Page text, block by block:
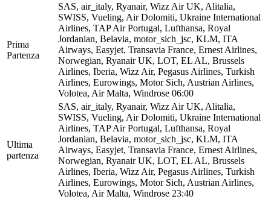
Prima
Partenza
SAS, air_italy, Ryanair, Wizz Air UK, Alitalia,
SWISS, Vueling, Air Dolomiti, Ukraine International
Airlines, TAP Air Portugal, Lufthansa, Royal
Jordanian, Belavia, motor_sich_jsc, KLM, ITA
Airways, Easyjet, Transavia France, Ernest Airlines,
Norwegian, Ryanair UK, LOT, EL AL, Brussels
Airlines, Iberia, Wizz Air, Pegasus Airlines, Turkish
Airlines, Eurowings, Motor Sich, Austrian Airlines,
Volotea, Air Malta, Windrose 06:00
Ultima
partenza
SAS, air_italy, Ryanair, Wizz Air UK, Alitalia,
SWISS, Vueling, Air Dolomiti, Ukraine International
Airlines, TAP Air Portugal, Lufthansa, Royal
Jordanian, Belavia, motor_sich_jsc, KLM, ITA
Airways, Easyjet, Transavia France, Ernest Airlines,
Norwegian, Ryanair UK, LOT, EL AL, Brussels
Airlines, Iberia, Wizz Air, Pegasus Airlines, Turkish
Airlines, Eurowings, Motor Sich, Austrian Airlines,
Volotea, Air Malta, Windrose 23:40